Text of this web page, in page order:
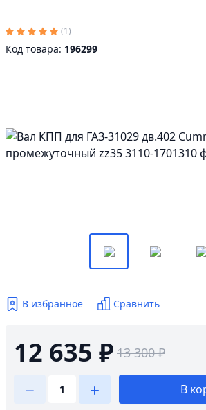
(1)
Код товара: 196299
В избранное Сравнить
12 635 ₽ 13 300 ₽
В